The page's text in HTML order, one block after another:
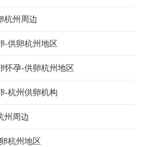
杭州周边
-供卵杭州地区
怀孕-供卵杭州地区
-杭州供卵机构
州周边
杭州地区